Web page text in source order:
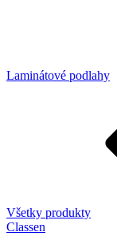
Laminátové podlahy
Všetky produkty
Classen